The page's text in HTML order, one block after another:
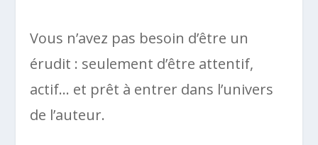
Vous n’avez pas besoin d’être un
érudit : seulement d’être attentif,
actif… et prêt à entrer dans l’univers
de l’auteur.